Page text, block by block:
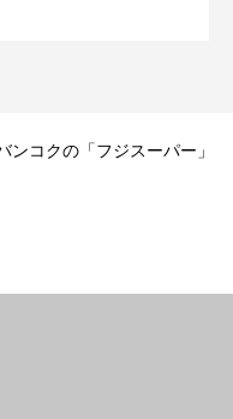
コクの「フジスーパー」